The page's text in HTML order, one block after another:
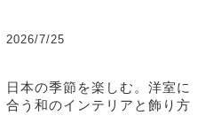
2026/7/25
日本の季節を楽しむ。洋室に
合う和のインテリアと飾り方